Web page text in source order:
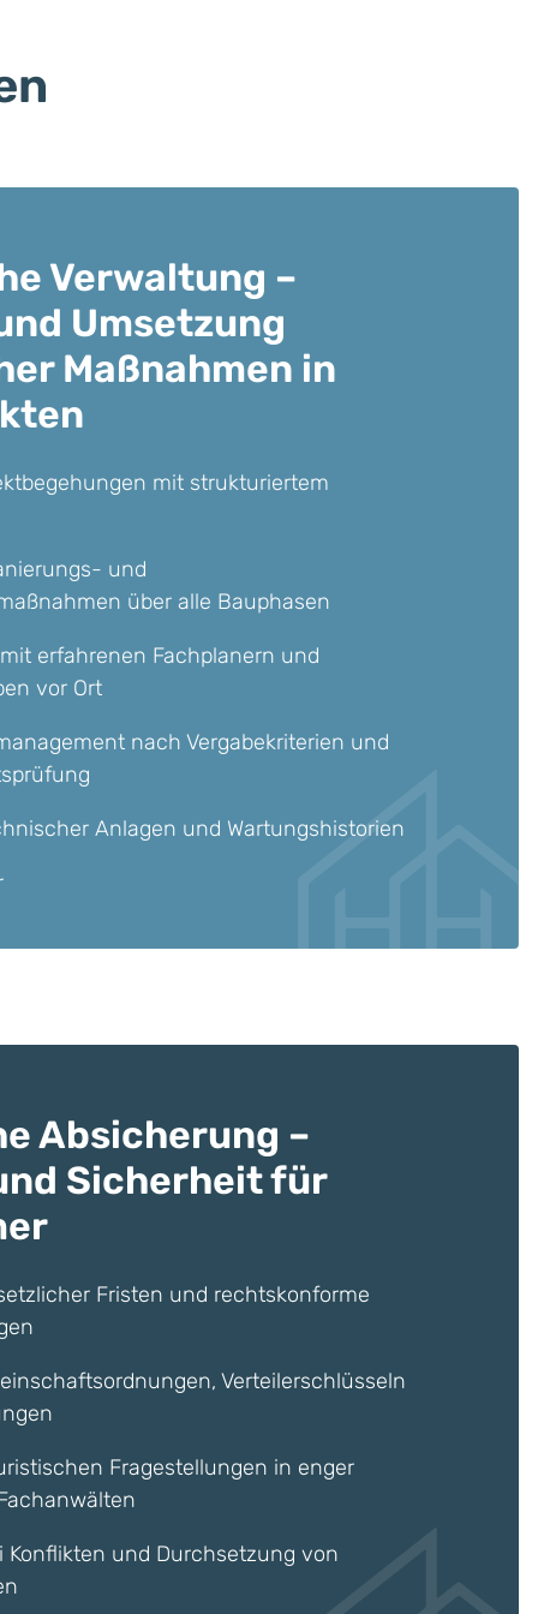
Verwaltung –
Umsetzung
Maßnahmen in
mit strukturiertem
und
über alle Bauphasen
erfahrenen Fachplanern und
vor Ort
nach Vergabekriterien und
Anlagen und Wartungshistorien
Absicherung –
Sicherheit für
Fristen und rechtskonforme
Verteilerschlüsseln
Fragestellungen in enger
Konflikten und Durchsetzung von